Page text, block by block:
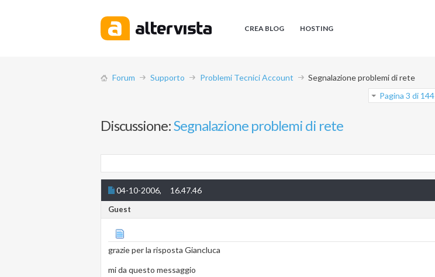
CREA BLOG HOSTING
Forum Supporto Problemi Tecnici Account
Segnalazione problemi di rete
Pagina 3 di 144
Discussione:Segnalazione problemi di rete
04-10-2006, 16.47.46
Guest
grazie per la risposta Giancluca
mi da questo messaggio